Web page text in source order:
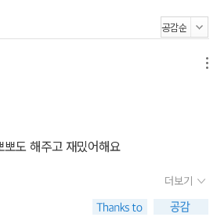
도 해주고 재밌어해요
더보기